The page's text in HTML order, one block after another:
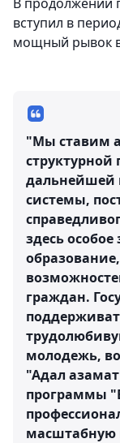
вступил в
мощный рывок
"Мы ставим
структурной
дальнейшей
системы,
здесь
граждан.
молодежь,
"Адал
программы
масштабную